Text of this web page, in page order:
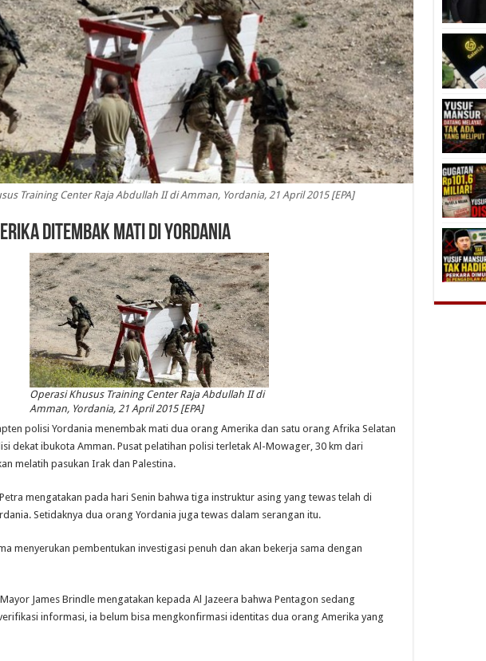
Training Center Raja Abdullah II di Amman, Yordania, 21 April 2015 [EPA]
ditembak Mati di Yordania
Operasi Khusus Training Center Raja Abdullah II di
Amman, Yordania, 21 April 2015 [EPA]
polisi Yordania menembak mati dua orang Amerika dan satu orang Afrika Selatan
dekat ibukota Amman. Pusat pelatihan polisi terletak Al-Mowager, 30 km dari
melatih pasukan Irak dan Palestina.
mengatakan pada hari Senin bahwa tiga instruktur asing yang tewas telah di
Setidaknya dua orang Yordania juga tewas dalam serangan itu.
menyerukan pembentukan investigasi penuh dan akan bekerja sama dengan
James Brindle mengatakan kepada Al Jazeera bahwa Pentagon sedang
informasi, ia belum bisa mengkonfirmasi identitas dua orang Amerika yang